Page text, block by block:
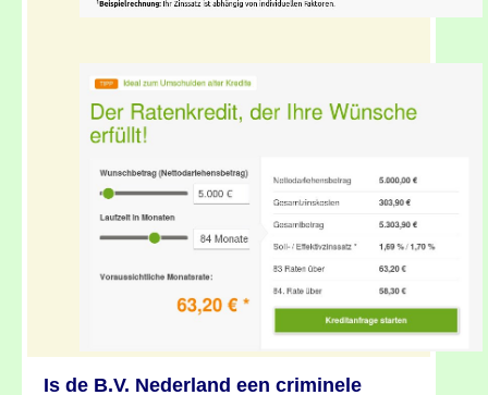
Is de B.V. Nederland een criminele